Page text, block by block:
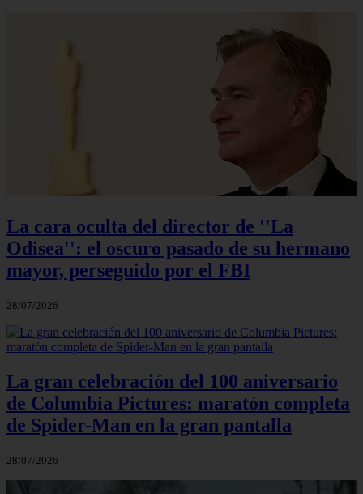
La cara oculta del director de ''La
Odisea'': el oscuro pasado de su hermano
mayor, perseguido por el FBI
28/07/2026
La gran celebración del 100 aniversario
de Columbia Pictures: maratón completa
de Spider-Man en la gran pantalla
28/07/2026